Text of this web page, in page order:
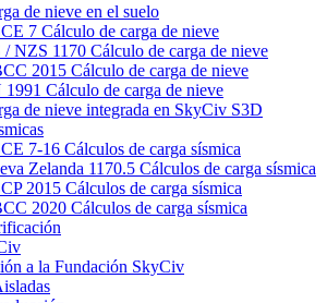
de nieve en el suelo
7 Cálculo de carga de nieve
/ NZS 1170 Cálculo de carga de nieve
2015 Cálculo de carga de nieve
1991 Cálculo de carga de nieve
de nieve integrada en SkyCiv S3D
7-16 Cálculos de carga sísmica
Zelanda 1170.5 Cálculos de carga sísmica
2015 Cálculos de carga sísmica
2020 Cálculos de carga sísmica
a la Fundación SkyCiv